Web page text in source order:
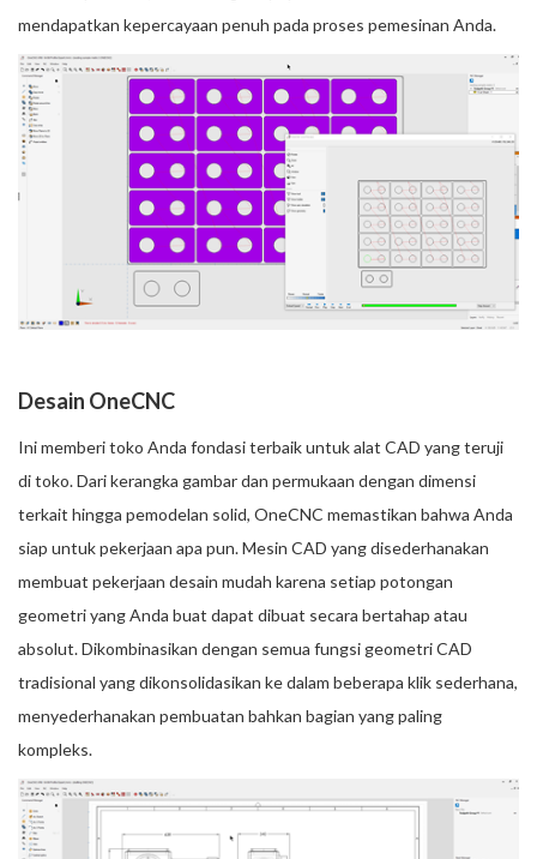
mendapatkan kepercayaan penuh pada proses pemesinan Anda.
Desain OneCNC
Ini memberi toko Anda fondasi terbaik untuk alat CAD yang teruji
di toko. Dari kerangka gambar dan permukaan dengan dimensi
terkait hingga pemodelan solid, OneCNC memastikan bahwa Anda
siap untuk pekerjaan apa pun. Mesin CAD yang disederhanakan
membuat pekerjaan desain mudah karena setiap potongan
geometri yang Anda buat dapat dibuat secara bertahap atau
absolut. Dikombinasikan dengan semua fungsi geometri CAD
tradisional yang dikonsolidasikan ke dalam beberapa klik sederhana,
menyederhanakan pembuatan bahkan bagian yang paling
kompleks.